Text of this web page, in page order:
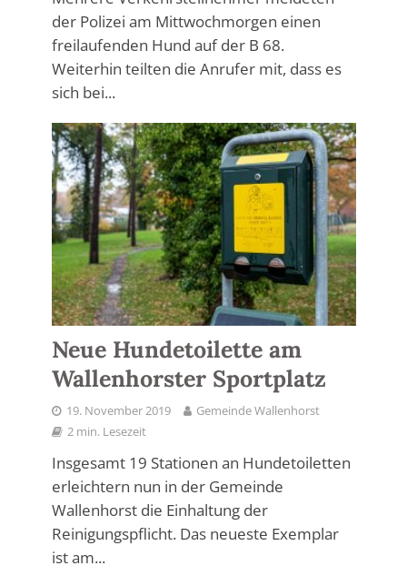
der Polizei am Mittwochmorgen einen
freilaufenden Hund auf der B 68.
Weiterhin teilten die Anrufer mit, dass es
sich bei...
Neue Hundetoilette am
Wallenhorster Sportplatz
19. November 2019
Gemeinde Wallenhorst
2 min. Lesezeit
Insgesamt 19 Stationen an Hundetoiletten
erleichtern nun in der Gemeinde
Wallenhorst die Einhaltung der
Reinigungspflicht. Das neueste Exemplar
ist am...